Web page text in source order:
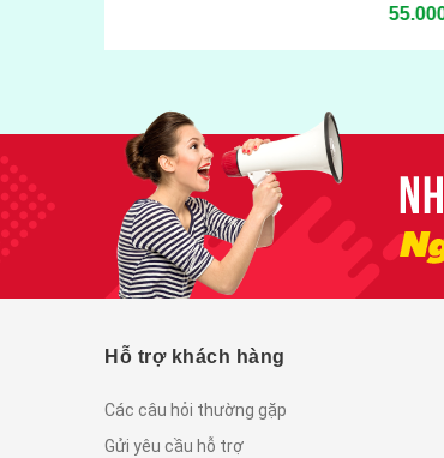
55.000₫
Hỗ trợ khách hàng
Các câu hỏi thường gặp
Gửi yêu cầu hỗ trợ